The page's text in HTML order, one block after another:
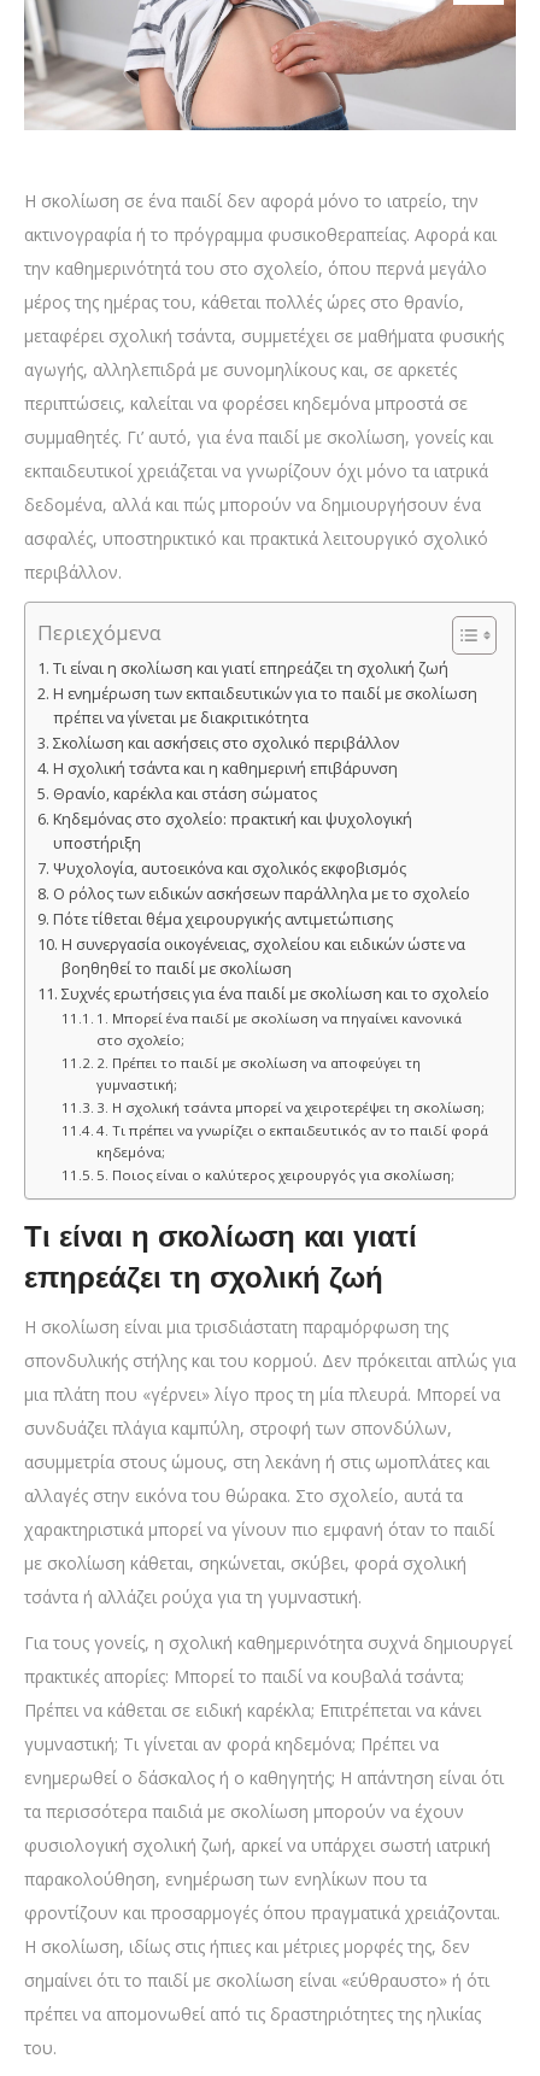
Η σκολίωση σε ένα παιδί δεν αφορά μόνο το ιατρείο, την
ακτινογραφία ή το πρόγραμμα φυσικοθεραπείας. Αφορά και
την καθημερινότητά του στο σχολείο, όπου περνά μεγάλο
μέρος της ημέρας του, κάθεται πολλές ώρες στο θρανίο,
μεταφέρει σχολική τσάντα, συμμετέχει σε μαθήματα φυσικής
αγωγής, αλληλεπιδρά με συνομηλίκους και, σε αρκετές
περιπτώσεις, καλείται να φορέσει κηδεμόνα μπροστά σε
συμμαθητές. Γι’ αυτό, για ένα παιδί με σκολίωση, γονείς και
εκπαιδευτικοί χρειάζεται να γνωρίζουν όχι μόνο τα ιατρικά
δεδομένα, αλλά και πώς μπορούν να δημιουργήσουν ένα
ασφαλές, υποστηρικτικό και πρακτικά λειτουργικό σχολικό
περιβάλλον.
Περιεχόμενα
Τι είναι η σκολίωση και γιατί επηρεάζει τη σχολική ζωή
Η ενημέρωση των εκπαιδευτικών για το παιδί με σκολίωση
πρέπει να γίνεται με διακριτικότητα
Σκολίωση και ασκήσεις στο σχολικό περιβάλλον
Η σχολική τσάντα και η καθημερινή επιβάρυνση
Θρανίο, καρέκλα και στάση σώματος
Κηδεμόνας στο σχολείο: πρακτική και ψυχολογική
υποστήριξη
Ψυχολογία, αυτοεικόνα και σχολικός εκφοβισμός
Ο ρόλος των ειδικών ασκήσεων παράλληλα με το σχολείο
Πότε τίθεται θέμα χειρουργικής αντιμετώπισης
Η συνεργασία οικογένειας, σχολείου και ειδικών ώστε να
βοηθηθεί το παιδί με σκολίωση
Συχνές ερωτήσεις για ένα παιδί με σκολίωση και το σχολείο
1. Μπορεί ένα παιδί με σκολίωση να πηγαίνει κανονικά
στο σχολείο;
2. Πρέπει το παιδί με σκολίωση να αποφεύγει τη
γυμναστική;
3. Η σχολική τσάντα μπορεί να χειροτερέψει τη σκολίωση;
4. Τι πρέπει να γνωρίζει ο εκπαιδευτικός αν το παιδί φορά
κηδεμόνα;
5. Ποιος είναι ο καλύτερος χειρουργός για σκολίωση;
Τι είναι η σκολίωση και γιατί
επηρεάζει τη σχολική ζωή
Η σκολίωση είναι μια τρισδιάστατη παραμόρφωση της
σπονδυλικής στήλης και του κορμού. Δεν πρόκειται απλώς για
μια πλάτη που «γέρνει» λίγο προς τη μία πλευρά. Μπορεί να
συνδυάζει πλάγια καμπύλη, στροφή των σπονδύλων,
ασυμμετρία στους ώμους, στη λεκάνη ή στις ωμοπλάτες και
αλλαγές στην εικόνα του θώρακα. Στο σχολείο, αυτά τα
χαρακτηριστικά μπορεί να γίνουν πιο εμφανή όταν το παιδί
με σκολίωση κάθεται, σηκώνεται, σκύβει, φορά σχολική
τσάντα ή αλλάζει ρούχα για τη γυμναστική.
Για τους γονείς, η σχολική καθημερινότητα συχνά δημιουργεί
πρακτικές απορίες: Μπορεί το παιδί να κουβαλά τσάντα;
Πρέπει να κάθεται σε ειδική καρέκλα; Επιτρέπεται να κάνει
γυμναστική; Τι γίνεται αν φορά κηδεμόνα; Πρέπει να
ενημερωθεί ο δάσκαλος ή ο καθηγητής; Η απάντηση είναι ότι
τα περισσότερα παιδιά με σκολίωση μπορούν να έχουν
φυσιολογική σχολική ζωή, αρκεί να υπάρχει σωστή ιατρική
παρακολούθηση, ενημέρωση των ενηλίκων που τα
φροντίζουν και προσαρμογές όπου πραγματικά χρειάζονται.
Η σκολίωση, ιδίως στις ήπιες και μέτριες μορφές της, δεν
σημαίνει ότι το παιδί με σκολίωση είναι «εύθραυστο» ή ότι
πρέπει να απομονωθεί από τις δραστηριότητες της ηλικίας
του.